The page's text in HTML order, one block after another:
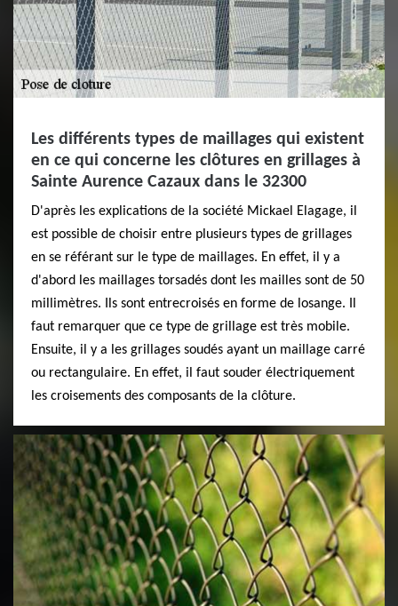
Les différents types de maillages qui existent
en ce qui concerne les clôtures en grillages à
Sainte Aurence Cazaux dans le 32300
D'après les explications de la société Mickael Elagage, il
est possible de choisir entre plusieurs types de grillages
en se référant sur le type de maillages. En effet, il y a
d'abord les maillages torsadés dont les mailles sont de 50
millimètres. Ils sont entrecroisés en forme de losange. Il
faut remarquer que ce type de grillage est très mobile.
Ensuite, il y a les grillages soudés ayant un maillage carré
ou rectangulaire. En effet, il faut souder électriquement
les croisements des composants de la clôture.